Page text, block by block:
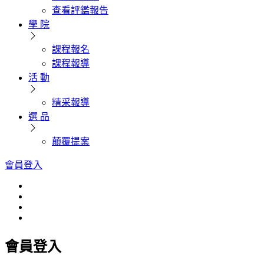
查看評鑑報告
學 院
課程報名
課程報導
活 動
精采報導
選 品
顛覆提案
會員登入
會員登入